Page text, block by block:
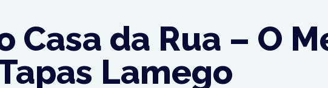
Casa da Rua – O
Lamego